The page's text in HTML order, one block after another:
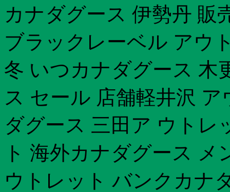
カナダグース 伊勢丹 販
ブラックレーベル アウ
冬 いつカナダグース 木
ス セール 店舗軽井沢
ダグース 三田ア ウトレ
ト 海外カナダグース
ウトレット バンクカナ